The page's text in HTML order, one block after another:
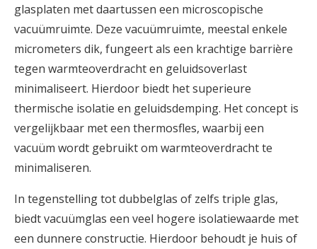
glasplaten met daartussen een microscopische
vacuümruimte. Deze vacuümruimte, meestal enkele
micrometers dik, fungeert als een krachtige barrière
tegen warmteoverdracht en geluidsoverlast
minimaliseert. Hierdoor biedt het superieure
thermische isolatie en geluidsdemping. Het concept is
vergelijkbaar met een thermosfles, waarbij een
vacuüm wordt gebruikt om warmteoverdracht te
minimaliseren.
In tegenstelling tot dubbelglas of zelfs triple glas,
biedt vacuümglas een veel hogere isolatiewaarde met
een dunnere constructie. Hierdoor behoudt je huis of